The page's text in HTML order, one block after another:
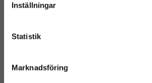
Inställningar
Statistik
Marknadsföring